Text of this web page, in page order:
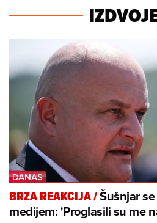
BRZA REAKCIJA/Šušnjar
medijem: 'Proglasili su me